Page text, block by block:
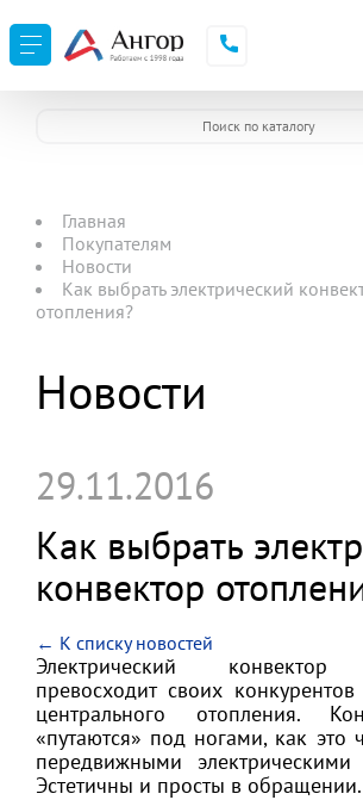
Главная
Покупателям
Новости
Как выбрать электрический
отопления?
Новости
29.11.2016
Как выбрать
конвектор
← К списку новостей
Электрический конвектор
превосходит своих
центрального отопления.
«путаются» под ногами, как это
передвижными электрическими
Эстетичны и просты в обращении.